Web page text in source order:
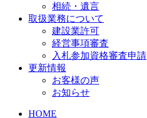
相続・遺言
取扱業務について
建設業許可
経営事項審査
入札参加資格審査申請
更新情報
お客様の声
お知らせ
HOME